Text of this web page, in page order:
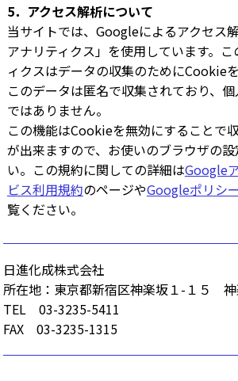
5．アクセス解析について
当サイトでは、Googleによるアクセス
アナリティクス」を使用しています。
ィクスはデータの収集のためにCookie
このデータは匿名で収集されており、
ではありません。
この機能はCookieを無効にすることで
が出来ますので、お使いのブラウザの
い。この規約に関しての詳細はGoogle
ビス利用規約のページやGoogleポリシ
覧ください。
日進化成株式会社
所在地：東京都新宿区神楽坂１-１５ 神
TEL 03-3235-5411
FAX 03-3235-1315